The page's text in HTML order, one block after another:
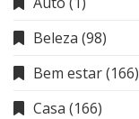
Beleza (98)
Bem estar(166)
Casa (166)